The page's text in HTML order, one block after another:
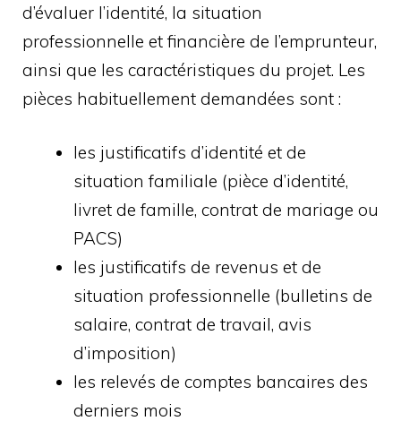
d’évaluer l’identité, la situation
professionnelle et financière de l’emprunteur,
ainsi que les caractéristiques du projet. Les
pièces habituellement demandées sont :
les justificatifs d’identité et de
situation familiale (pièce d’identité,
livret de famille, contrat de mariage ou
PACS)
les justificatifs de revenus et de
situation professionnelle (bulletins de
salaire, contrat de travail, avis
d’imposition)
les relevés de comptes bancaires des
derniers mois